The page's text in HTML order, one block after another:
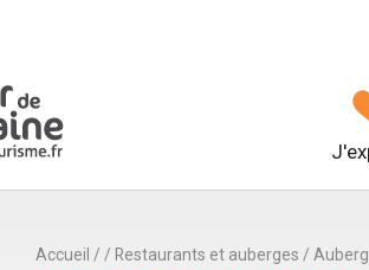
Accueil / / Restaurants et auberges /